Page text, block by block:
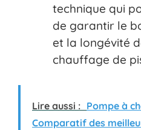
technique qui
de garantir le
et la longévité
chauffage de
Lire aussi : Pompe à
Comparatif des